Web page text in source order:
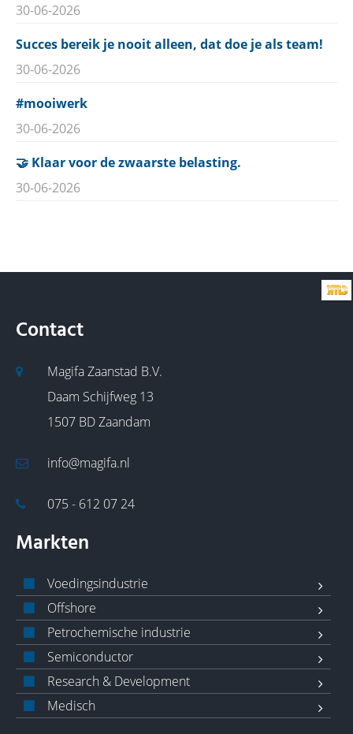
30-06-2026
Succes bereik je nooit alleen, dat doe je als team!
30-06-2026
#mooiwerk
30-06-2026
🤝 Klaar voor de zwaarste belasting.
30-06-2026
Contact
Magifa Zaanstad B.V.
Daam Schijfweg 13
1507 BD Zaandam
info@magifa.nl
075 - 612 07 24
Markten
Voedingsindustrie
Offshore
Petrochemische industrie
Semiconductor
Research & Development
Medisch